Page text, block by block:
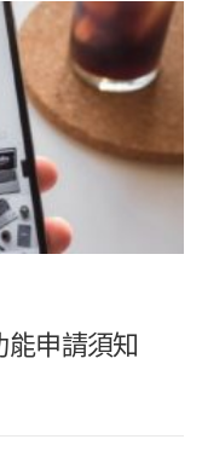
申請須知